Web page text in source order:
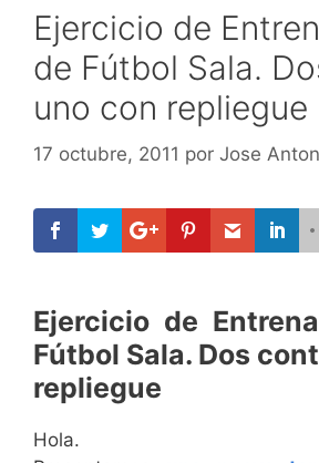
Ejercicio de
de Fútbol Sala.
uno con repliegue
17 octubre, 2011 por Jose
Ejercicio de
Fútbol Sala. Dos
repliegue
Hola.